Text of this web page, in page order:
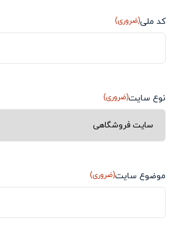
کد ملی(ضروری)
نوع سایت(ضروری)
موضوع سایت(ضروری)